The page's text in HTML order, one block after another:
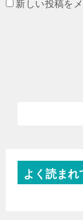
新しい投稿を
よく読まれ